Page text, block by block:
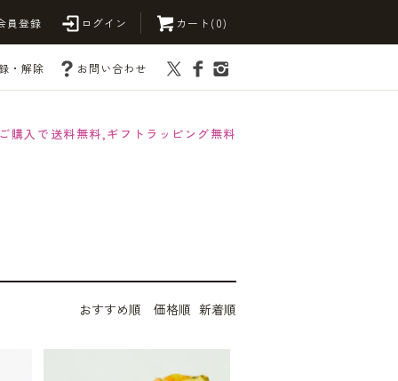
員登録 ログイン カート(0)
・解除 お問い合わせ
購入で送料無料,ギフトラッピング無料
おすすめ順 価格順 新着順